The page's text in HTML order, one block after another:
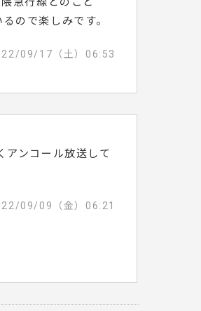
ので楽しみです。
09/17（土）06:53
アンコール放送して
09/09（金）06:21